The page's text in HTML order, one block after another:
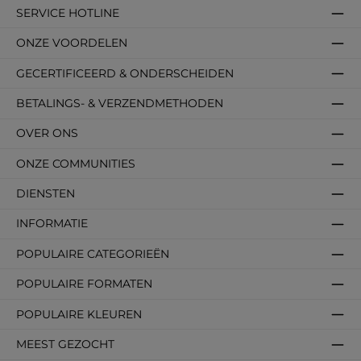
SERVICE HOTLINE
DIENSTEN
INFORMATIE
POPULAIRE CATEGORIEËN
POPULAIRE FORMATEN
POPULAIRE KLEUREN
MEEST GEZOCHT
BETALINGS- & VERZENDMETHODEN
OVER ONS
GECERTIFICEERD & ONDERSCHEIDEN
ONZE VOORDELEN
ONZE COMMUNITIES